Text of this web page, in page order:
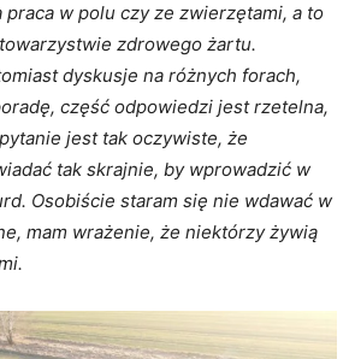
praca w polu czy ze zwierzętami, a to
zdrowego żartu.
dyskusje na różnych forach,
część odpowiedzi jest rzetelna,
jest tak oczywiste, że
tak skrajnie, by wprowadzić w
Osobiście staram się nie wdawać w
mam wrażenie, że niektórzy żywią